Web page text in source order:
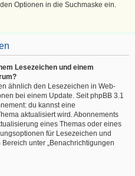
Optionen in die Suchmaske ein.
Lesezeichen und einem
ähnlich den Lesezeichen in Web-
bei einem Update. Seit phpBB 3.1
du kannst eine
aktualisiert wird. Abonnements
eines Themas oder eines
für Lesezeichen und
unter „Benachrichtigungen